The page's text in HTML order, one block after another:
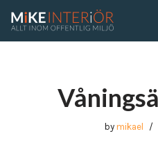
by mikael